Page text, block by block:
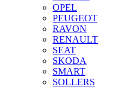
OPEL
PEUGEOT
RAVON
RENAULT
SEAT
SKODA
SMART
SOLLERS